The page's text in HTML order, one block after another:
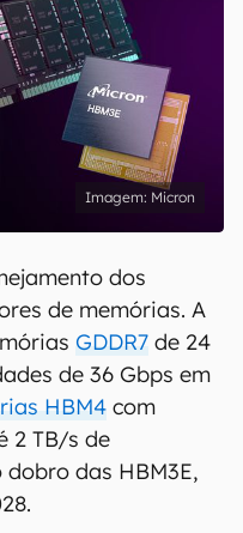
Micron
dos
de memórias. A
GDDR7 de 24
de 36 Gbps em
HBM4 com
2 TB/s de
das HBM3E,